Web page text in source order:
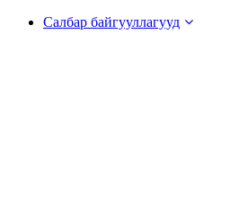
Салбар байгууллагууд